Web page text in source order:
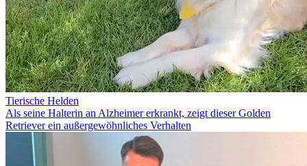
Tierische Helden
Als seine Halterin an Alzheimer erkrankt, zeigt dieser Golden
Retriever ein außergewöhnliches Verhalten